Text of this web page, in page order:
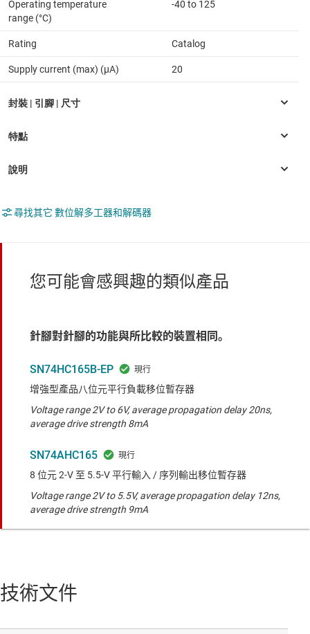
Operating temperature
range (°C)
-40 to 125
Rating Catalog
Supply current (max) (µA) 20
尋找其它 數位解多工器和解碼器
您可能會感興趣的類似產品
針腳對針腳的功能與所比較的裝置相同。
SN74HC165B-EP
增強型產品八位元平行負載移位暫存器
Voltage range 2V to 6V, average propagation delay 20ns,
average drive strength 8mA
SN74AHC165
8 位元 2-V 至 5.5-V 平行輸入 / 序列輸出移位暫存器
Voltage range 2V to 5.5V, average propagation delay 12ns,
average drive strength 9mA
技術文件